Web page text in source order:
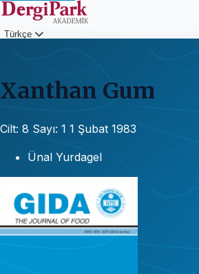
Türkçe
Xanthan Gum
Cilt: 8 Sayı: 1 1 Şubat 1983
Ünal Yurdagel